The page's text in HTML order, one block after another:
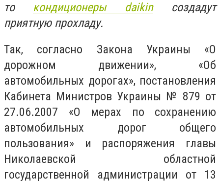
то кондиционеры daikinсоздадут
приятную прохладу.
Так, согласно Закона Украины «О
дорожном движении», «Об
автомобильных дорогах», постановления
Кабинета Министров Украины № 879 от
27.06.2007 «О мерах по сохранению
автомобильных дорог общего
пользования» и распоряжения главы
Николаевской областной
государственной администрации от 13